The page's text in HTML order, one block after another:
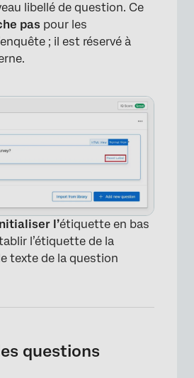
libellé de question. Ce
pas pour les
; il est réservé à
l’étiquette en bas
l’étiquette de la
texte de la question
questions